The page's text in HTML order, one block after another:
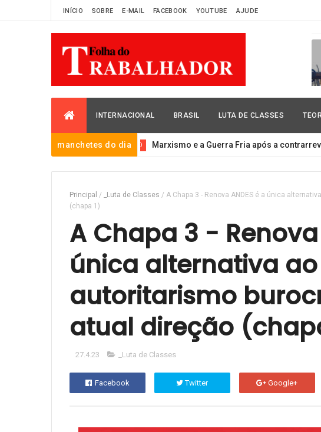
INÍCIO SOBRE E-MAIL FACEBOOK YOUTUBE AJUDE
INTERNACIONAL BRASIL LUTA DE CLASSES
manchetes do dia
_DECLARAÇÃO Marxismo e a Guerra Fria após a contrarrevolução
Principal / _Luta de Classes / A Chapa 3 - Renova ANDES é a única
(chapa 1)
A Chapa 3 - Renova
única alternativa ao
autoritarismo
atual direção
27.4.23 _Luta de Classes
Facebook Twitter Google+